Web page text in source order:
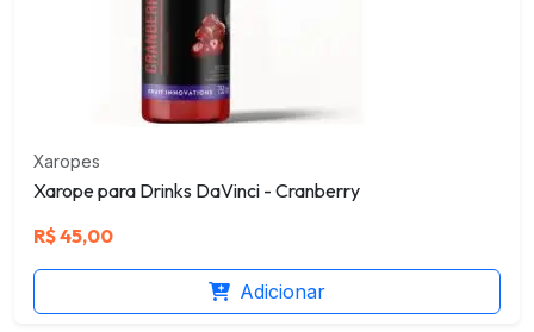
Xaropes
Xarope para Drinks DaVinci - Cranberry
R$45,00
Adicionar